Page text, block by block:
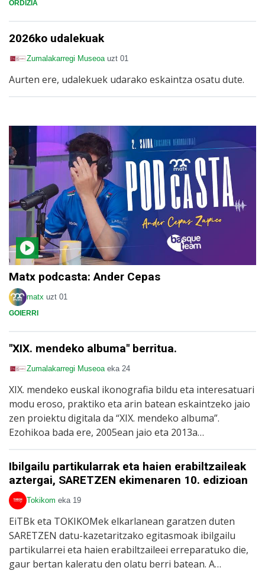
ORDIZIA
2026ko udalekuak
Zumalakarregi Museoa uzt 01
Aurten ere, udalekuek udarako eskaintza osatu dute.
Matx podcasta: Ander Cepas
matx uzt 01
GOIERRI
"XIX. mendeko albuma" berritua.
Zumalakarregi Museoa eka 24
XIX. mendeko euskal ikonografia bildu eta interesatuari
modu eroso, praktiko eta arin batean eskaintzeko jaio
zen proiektu digitala da “XIX. mendeko albuma”.
Ezohikoa bada ere, 2005ean jaio eta 2013a…
Ibilgailu partikularrak eta haien erabiltzaileak
aztergai, SARETZEN ekimenaren 10. edizioan
Tokikom eka 19
EiTBk eta TOKIKOMek elkarlanean garatzen duten
SARETZEN datu-kazetaritzako egitasmoak ibilgailu
partikularrei eta haien erabiltzaileei erreparatuko die,
gaur bertan kaleratu den olatu berri batean. A…